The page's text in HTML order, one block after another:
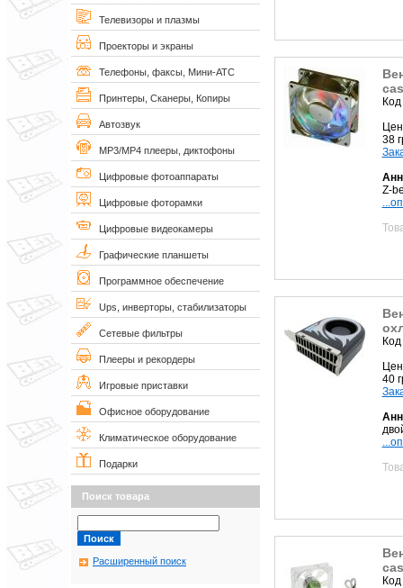
Телевизоры и плазмы
Проекторы и экраны
Телефоны, факсы, Мини-АТС
Принтеры, Сканеры, Копиры
Автозвук
MP3/MP4 плееры, диктофоны
Цифровые фотоаппараты
Цифровые фоторамки
Цифровые видеокамеры
Графические планшеты
Программное обеспечение
Ups, инверторы, стабилизаторы
Сетевые фильтры
Плееры и рекордеры
Игровые приставки
Офисное оборудование
Климатическое оборудование
Подарки
Поиск товара
Расширенный поиск
38
Z-
40